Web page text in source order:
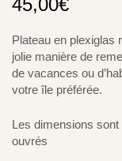
45,00€
Plateau en plexiglas
jolie manière de
de vacances ou
votre île préférée.
Les dimensions
ouvrés